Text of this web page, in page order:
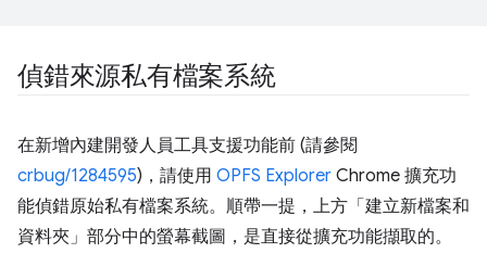
偵錯來源私有檔案系統
在新增內建開發人員工具支援功能前 (請參閱
crbug/1284595)，請使用 OPFS Explorer Chrome 擴充功
能偵錯原始私有檔案系統。順帶一提，上方「建立新檔案和
資料夾」 部分中的螢幕截圖，是直接從擴充功能擷取的。